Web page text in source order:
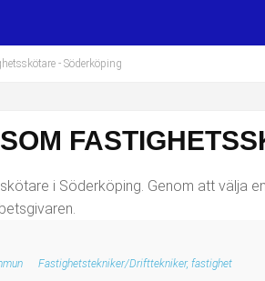
- Söderköping
i Söderköping. Genom att välja
Fastighetstekniker/Drifttekniker, fastighet